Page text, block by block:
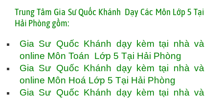
Trung Tâm Gia Sư Quốc Khánh Dạy Các Môn Lớp 5 Tại
Hải Phòng gồm:
Gia Sư Quốc Khánh dạy kèm tại nhà và
online Môn Toán Lớp 5 Tại Hải Phòng
Gia Sư Quốc Khánh dạy kèm tại nhà và
online Môn Hoá Lớp 5 Tại Hải Phòng
Gia Sư Quốc Khánh dạy kèm tại nhà và